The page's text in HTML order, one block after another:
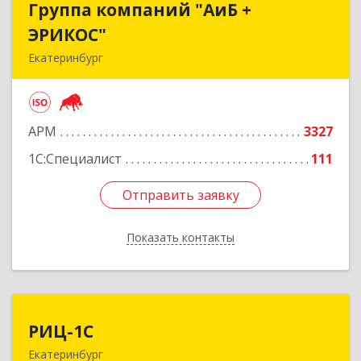
Группа компаний "АиБ +
ЭРИКОС"
Екатеринбург
АРМ
3327
1С:Специалист
111
Отправить заявку
Показать контакты
Группа компаний "АиБ +
Подробнее
Отправить заявку
Назад
РИЦ-1С
Екатеринбург
620102, Свердловская обл, Екатеринбург г,